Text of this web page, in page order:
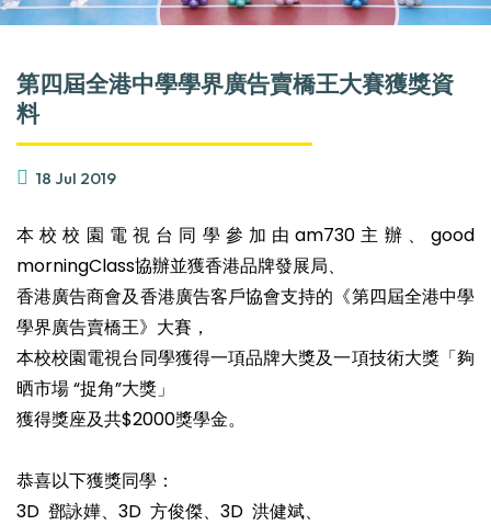
第四屆全港中學學界廣告賣橋王大賽獲獎資
料
18 Jul 2019
本校校園電視台同學參加由am730主辦、good
morningClass協辦並獲香港品牌發展局、
香港廣告商會及香港廣告客戶協會支持的《第四屆全港中學
學界廣告賣橋王》大賽，
本校校園電視台同學獲得一項品牌大獎及一項技術大獎「夠
晒市場 “捉角”大獎」
獲得獎座及共$2000獎學金。
恭喜以下獲獎同學：
3D 鄧詠嬅、3D 方俊傑、3D 洪健斌、